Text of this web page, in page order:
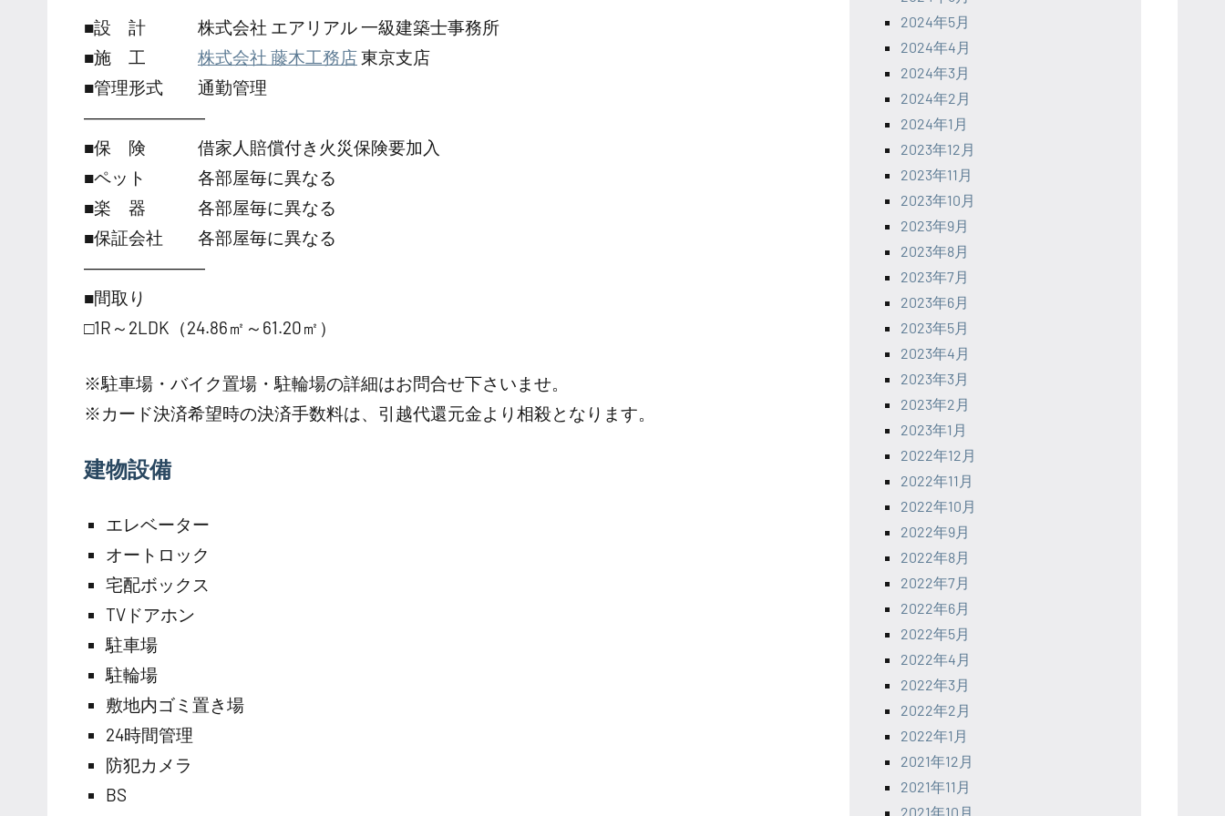
■設 計 株式会社 エアリアル 一級建築士事務所
■施 工 株式会社 藤木工務店東京支店
■管理形式 通勤管理
―――――――
■保 険 借家人賠償付き火災保険要加入
■ペット 各部屋毎に異なる
■楽 器 各部屋毎に異なる
■保証会社 各部屋毎に異なる
―――――――
■間取り
□1R～2LDK（24.86㎡～61.20㎡）
※駐車場・バイク置場・駐輪場の詳細はお問合せ下さいませ。
※カード決済希望時の決済手数料は、引越代還元金より相殺となります。
建物設備
エレベーター
オートロック
宅配ボックス
TVドアホン
駐車場
駐輪場
敷地内ゴミ置き場
24時間管理
防犯カメラ
BS
2024年5月
2024年4月
2024年3月
2024年2月
2024年1月
2023年12月
2023年11月
2023年10月
2023年9月
2023年8月
2023年7月
2023年6月
2023年5月
2023年4月
2023年3月
2023年2月
2023年1月
2022年12月
2022年11月
2022年10月
2022年9月
2022年8月
2022年7月
2022年6月
2022年5月
2022年4月
2022年3月
2022年2月
2022年1月
2021年12月
2021年11月
2021年10月